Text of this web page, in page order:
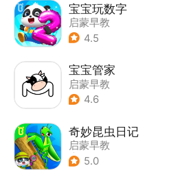
宝宝玩数字
启蒙早教
4.5
宝宝管家
启蒙早教
4.6
奇妙昆虫日记
启蒙早教
| 儿童益智游戏
5.0